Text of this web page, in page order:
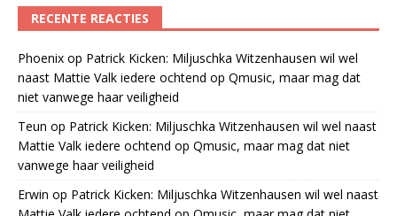
RECENTE REACTIES
Phoenix op Patrick Kicken: Miljuschka Witzenhausen wil wel
naast Mattie Valk iedere ochtend op Qmusic, maar mag dat
niet vanwege haar veiligheid
Teun op Patrick Kicken: Miljuschka Witzenhausen wil wel naast
Mattie Valk iedere ochtend op Qmusic, maar mag dat niet
vanwege haar veiligheid
Erwin op Patrick Kicken: Miljuschka Witzenhausen wil wel naast